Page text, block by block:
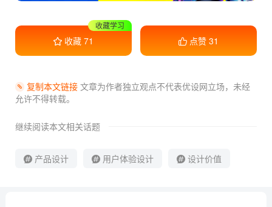
收藏 71
收藏学习
点赞 31
复制本文链接文章为作者独立观点不代表优设网立场， 未经
允许不得转载。
继续阅读本文相关话题
产品设计 用户体验设计 设计价值